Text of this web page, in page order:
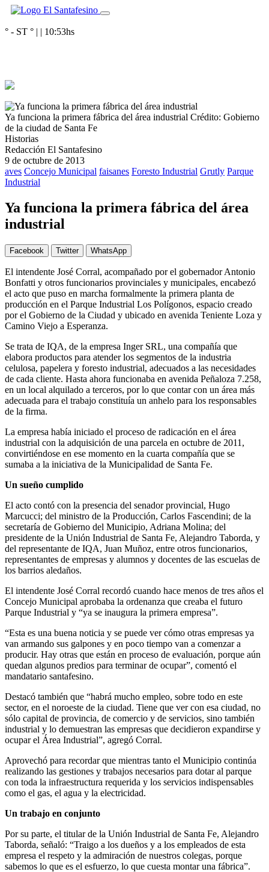
° - ST ° | | 10:53hs
Ya funciona la primera fábrica del área industrial Crédito: Gobierno
de la ciudad de Santa Fe
Historias
Redacción El Santafesino
9 de octubre de 2013
aves Concejo Municipal faisanes Foresto Industrial Grutly Parque
Industrial
Ya funciona la primera fábrica del área
industrial
Facebook Twitter WhatsApp
El intendente José Corral, acompañado por el gobernador Antonio
Bonfatti y otros funcionarios provinciales y municipales, encabezó
el acto que puso en marcha formalmente la primera planta de
producción en el Parque Industrial Los Polígonos, espacio creado
por el Gobierno de la Ciudad y ubicado en avenida Teniente Loza y
Camino Viejo a Esperanza.
Se trata de IQA, de la empresa Inger SRL, una compañía que
elabora productos para atender los segmentos de la industria
celulosa, papelera y foresto industrial, adecuados a las necesidades
de cada cliente. Hasta ahora funcionaba en avenida Peñaloza 7.258,
en un local alquilado a terceros, por lo que contar con un área más
adecuada para el trabajo constituía un anhelo para los responsables
de la firma.
La empresa había iniciado el proceso de radicación en el área
industrial con la adquisición de una parcela en octubre de 2011,
convirtiéndose en ese momento en la cuarta compañía que se
sumaba a la iniciativa de la Municipalidad de Santa Fe.
Un sueño cumplido
El acto contó con la presencia del senador provincial, Hugo
Marcucci; del ministro de la Producción, Carlos Fascendini; de la
secretaría de Gobierno del Municipio, Adriana Molina; del
presidente de la Unión Industrial de Santa Fe, Alejandro Taborda, y
del representante de IQA, Juan Muñoz, entre otros funcionarios,
representantes de empresas y alumnos y docentes de las escuelas de
los barrios aledaños.
El intendente José Corral recordó cuando hace menos de tres años el
Concejo Municipal aprobaba la ordenanza que creaba el futuro
Parque Industrial y “ya se inaugura la primera empresa”.
“Esta es una buena noticia y se puede ver cómo otras empresas ya
van armando sus galpones y en poco tiempo van a comenzar a
producir. Hay otras que están en proceso de evaluación, porque aún
quedan algunos predios para terminar de ocupar”, comentó el
mandatario santafesino.
Destacó también que “habrá mucho empleo, sobre todo en este
sector, en el noroeste de la ciudad. Tiene que ver con esa ciudad, no
sólo capital de provincia, de comercio y de servicios, sino también
industrial y lo demuestran las empresas que decidieron expandirse y
ocupar el Área Industrial”, agregó Corral.
Aprovechó para recordar que mientras tanto el Municipio continúa
realizando las gestiones y trabajos necesarios para dotar al parque
con toda la infraestructura requerida y los servicios indispensables
como el gas, el agua y la electricidad.
Un trabajo en conjunto
Por su parte, el titular de la Unión Industrial de Santa Fe, Alejandro
Taborda, señaló: “Traigo a los dueños y a los empleados de esta
empresa el respeto y la admiración de nuestros colegas, porque
sabemos lo que es el esfuerzo, lo que cuesta montar una fábrica”.